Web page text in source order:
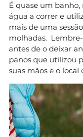
É quase um banho,
água a correr e
mais de uma
molhadas.
antes de o deixar
panos que utilizou
suas mãos e o local